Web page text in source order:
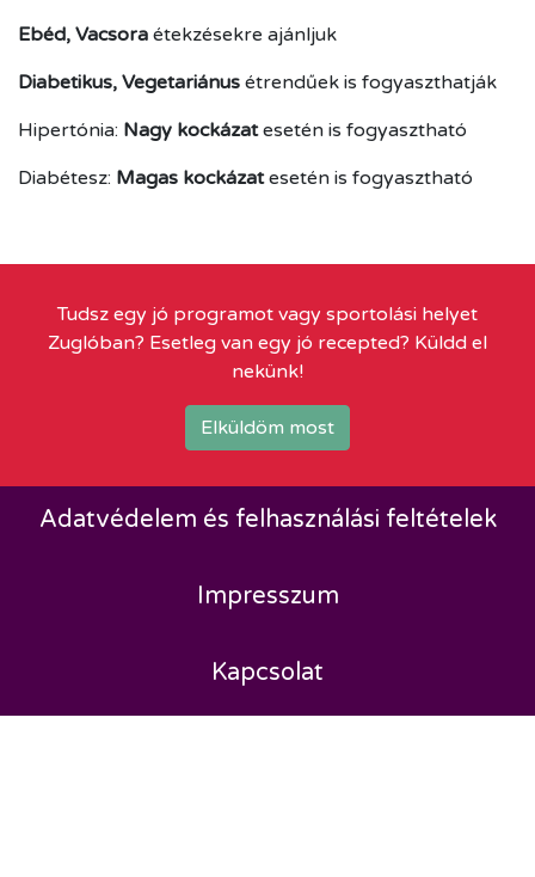
Ebéd, Vacsora étekzésekre ajánljuk
Diabetikus, Vegetariánus étrendűek is fogyaszthatják
Hipertónia: Nagy kockázatesetén is fogyasztható
Diabétesz: Magas kockázatesetén is fogyasztható
Tudsz egy jó programot vagy sportolási helyet
Zuglóban? Esetleg van egy jó recepted? Küldd el
nekünk!
Elküldöm most
Adatvédelem és felhasználási feltételek
Impresszum
Kapcsolat